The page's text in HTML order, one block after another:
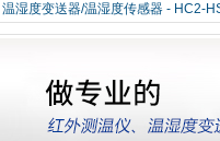
温湿度变送器/温湿度传感器- HC2-